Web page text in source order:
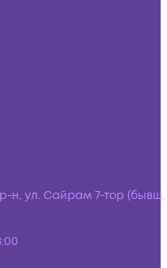
н, ул. Сайрам 7-тор (бывш.